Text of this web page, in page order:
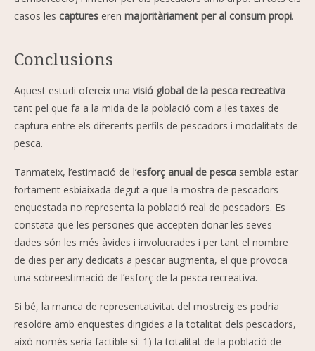
casos les captures eren majoritàriament per al consum propi.
Conclusions
Aquest estudi ofereix una visió global de la pesca recreativa
tant pel que fa a la mida de la població com a les taxes de
captura entre els diferents perfils de pescadors i modalitats de
pesca.
Tanmateix, l’estimació de l’esforç anual de pesca sembla estar
fortament esbiaixada degut a que la mostra de pescadors
enquestada no representa la població real de pescadors. Es
constata que les persones que accepten donar les seves
dades són les més àvides i involucrades i per tant el nombre
de dies per any dedicats a pescar augmenta, el que provoca
una sobreestimació de l’esforç de la pesca recreativa.
Si bé, la manca de representativitat del mostreig es podria
resoldre amb enquestes dirigides a la totalitat dels pescadors,
això només seria factible si: 1) la totalitat de la població de